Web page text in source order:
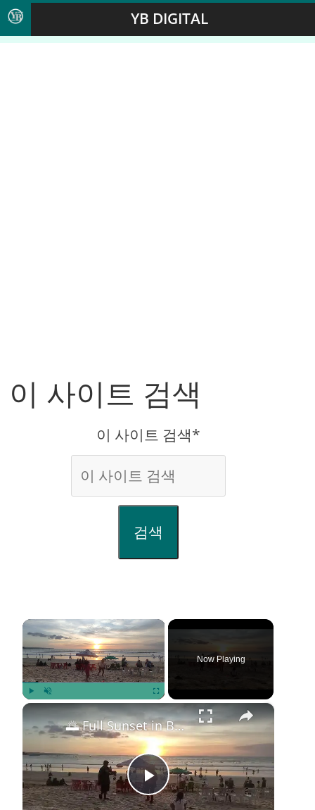
YB DIGITAL
이 사이트 검색
이 사이트 검색*
검색
×
Play Unmute Fullscreen
Now Playing
×
P
🌅 Full Sunset in Bali — Golden Hour on Kuta Beach 🇮🇩🌴